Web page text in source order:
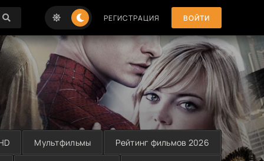
РЕГИСТРАЦИЯ ВОЙТИ
Мультфильмы Рейтинг фильмов 2026